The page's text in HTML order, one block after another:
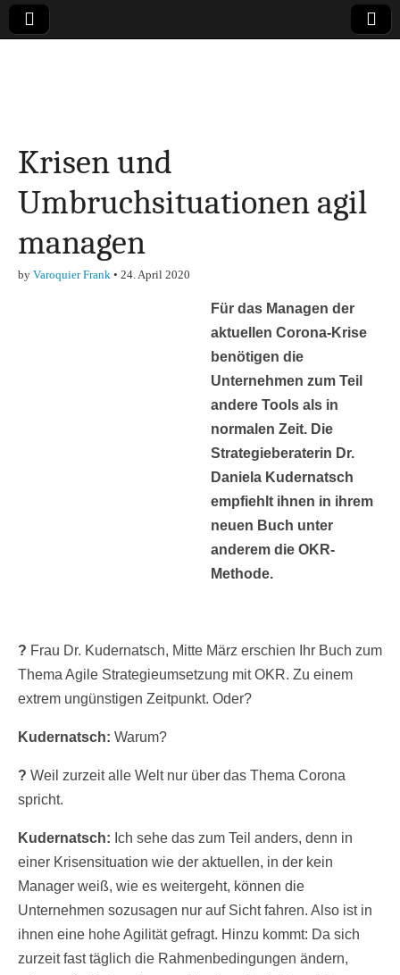
Finanzen,
Marketing-, Vertrieb-
& Investment-Tipps
Krisen und
Umbruchsituationen agil
managen
by Varoquier Frank • 24. April 2020
Für das Managen der
aktuellen Corona-Krise
benötigen die
Unternehmen zum Teil
andere Tools als in
normalen Zeit. Die
Strategieberaterin Dr.
Daniela Kudernatsch
empfiehlt ihnen in ihrem
neuen Buch unter
anderem die OKR-
Methode.
? Frau Dr. Kudernatsch, Mitte März erschien Ihr Buch zum
Thema Agile Strategieumsetzung mit OKR. Zu einem
extrem ungünstigen Zeitpunkt. Oder?
Kudernatsch: Warum?
? Weil zurzeit alle Welt nur über das Thema Corona
spricht.
Kudernatsch: Ich sehe das zum Teil anders, denn in
einer Krisensituation wie der aktuellen, in der kein
Manager weiß, wie es weitergeht, können die
Unternehmen sozusagen nur auf Sicht fahren. Also ist in
ihnen eine hohe Agilität gefragt. Hinzu kommt: Da sich
zurzeit fast täglich die Rahmenbedingungen ändern,